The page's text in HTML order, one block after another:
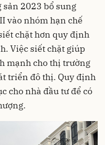
2023 bổ sung
vào nhóm hạn chế
chặt hơn quy định
Việc siết chặt giúp
mạnh cho thị trường
triển đô thị. Quy định
cho nhà đầu tư để có